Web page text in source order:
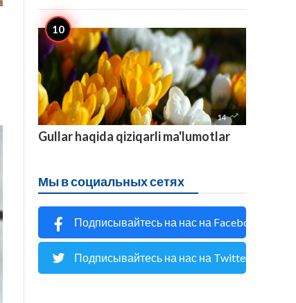
14 
Gullar haqida qiziqarli ma'lumotlar
Мы в социальных сетях
Подписывайтесь на нас на Facebook
Подписывайтесь на нас на Twitter